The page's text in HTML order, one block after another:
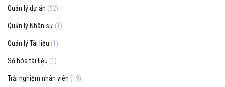
Quản lý dự án (52)
Quản lý Nhân sự (1)
Quản lý Tài liệu (1)
Số hóa tài liệu (1)
Trải nghiệm nhân viên (19)